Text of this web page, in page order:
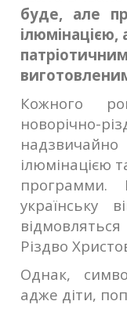
буде, але
Кожного
новорічно-
ілюмінацією
программи.
українську
Різдво
Однак,
адже діти,